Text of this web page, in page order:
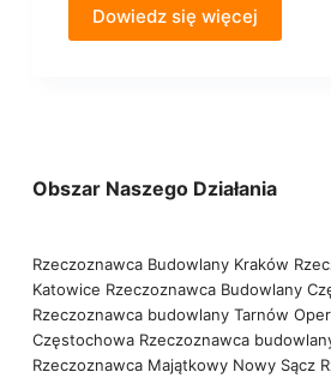
Dowiedz się więcej
Obszar Naszego Działania
Rzeczoznawca Budowlany Kraków
Katowice Rzeczoznawca Budowlany
Rzeczoznawca budowlany Tarnów
Częstochowa Rzeczoznawca
Rzeczoznawca Majątkowy Nowy Sącz